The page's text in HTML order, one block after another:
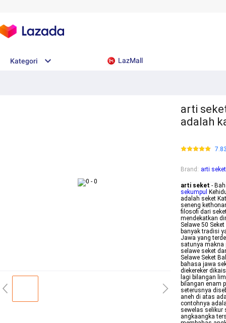
Kategori LazMall
arti
adalah
Brand : arti seket
arti seket -
sekumpul
adalah seket
seneng
filosofi dari
mendekatkan
Selawe 50
banyak tradisi
Jawa yang
satunya makna
selawe seket
Selawe Seket
bahasa jawa
diekereker
lagi bilangan
bilangan enam
seterusnya
aneh di atas
contohnya
sewelas selikur
angkaangka